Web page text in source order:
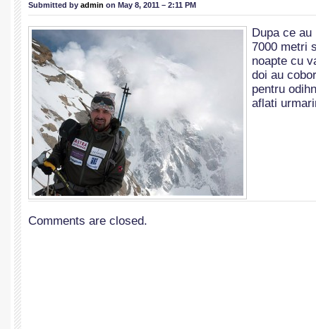
Submitted by admin on May 8, 2011 – 2:11 PM
Dupa ce
7000 metri
noapte cu
doi au
pentru
aflati
Comments are closed.